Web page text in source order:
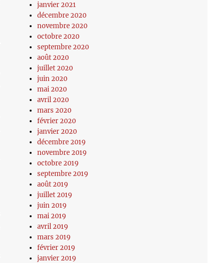
janvier 2021
décembre 2020
novembre 2020
octobre 2020
septembre 2020
août 2020
juillet 2020
juin 2020
mai 2020
avril 2020
mars 2020
février 2020
janvier 2020
décembre 2019
novembre 2019
octobre 2019
septembre 2019
août 2019
juillet 2019
juin 2019
mai 2019
avril 2019
mars 2019
février 2019
janvier 2019